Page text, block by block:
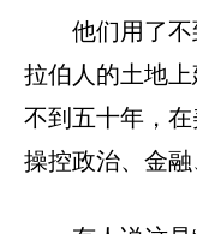
他们用了
拉伯人的土地
不到五十年，
操控政治、金融